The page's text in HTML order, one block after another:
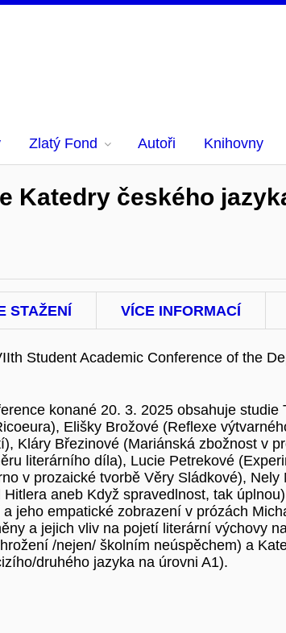
Zlatý Fond Autoři Knihovny
Katedry českého
STAŽENÍ VÍCE INFORMACÍ
Student Academic Conference of the
konané 20. 3. 2025 obsahuje
Elišky Brožové (Reflexe
Kláry Březinové (Mariánská zbožnost v
literárního díla), Lucie Petrekové
v prozaické tvorbě Věry Sládkové),
aneb Když spravedlnost, tak
jeho empatické zobrazení v prózách
a jejich vliv na pojetí literární výchovy
/nejen/ školním neúspěchem) a
druhého jazyka na úrovni A1).